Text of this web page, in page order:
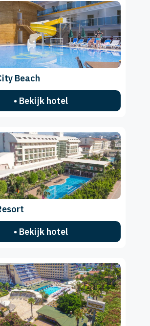
Beach
• Bekijk hotel
• Bekijk hotel